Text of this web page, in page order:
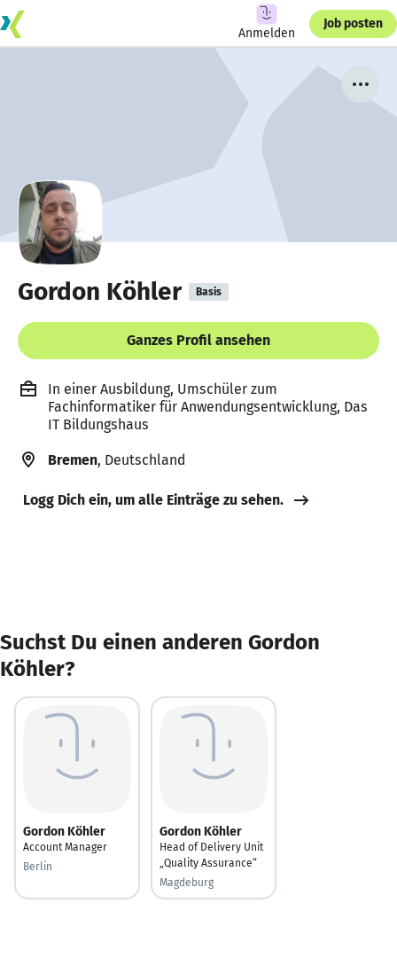
Anmelden
Job posten
Gordon Köhler Basis
Ganzes Profil ansehen
In einer Ausbildung, Umschüler zum
Fachinformatiker für Anwendungsentwicklung, Das
IT Bildungshaus
Bremen, Deutschland
Logg Dich ein, um alle Einträge zu sehen.
Suchst Du einen anderen Gordon
Köhler?
Gordon Köhler
Account Manager
Berlin
Gordon Köhler
Head of Delivery Unit
„Quality Assurance“
Magdeburg